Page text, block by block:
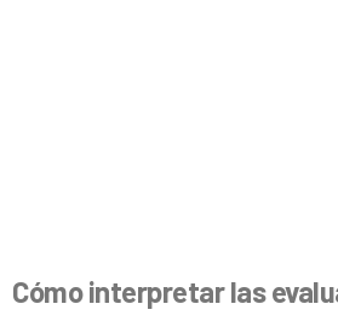
Cómo interpretar las